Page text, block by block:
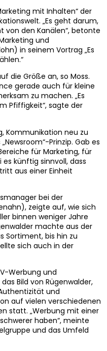
mit Inhalten“ der
„Es geht darum,
von den Kanälen“, betonte
und
in seinem Vortrag „Es
die Größe an, so Moss.
gerade auch für kleine
zu machen. „Es
Pfiffigkeit“, sagte der
Kommunikation neu zu
Prinzip. Gab es
für Marketing, für
künftig sinnvoll, dass
aus einer Einheit
bei der
zeigte auf, wie sich
binnen weniger Jahre
machte aus der
Sortiment, bis hin zu
sich auch in der
Werbung und
Bild von Rügenwalder,
und
auf vielen verschiedenen
statt. „Werbung mit einer
haben“, meinte
und das Umfeld